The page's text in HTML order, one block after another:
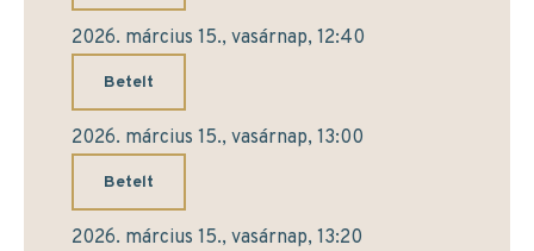
2026. március 15., vasárnap, 12:40
Betelt
2026. március 15., vasárnap, 13:00
Betelt
2026. március 15., vasárnap, 13:20